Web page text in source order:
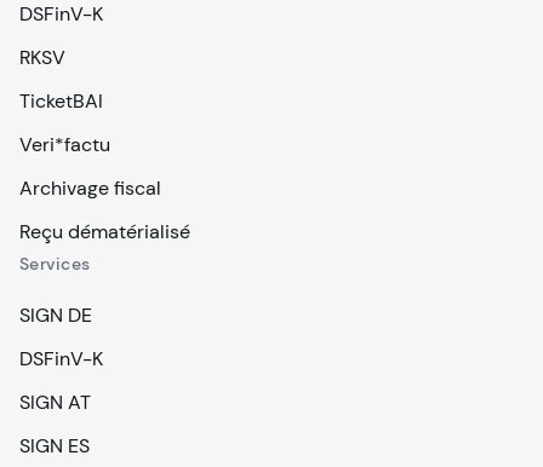
DSFinV-K
RKSV
TicketBAI
Veri*factu
Archivage fiscal
Reçu dématérialisé
Services
SIGN DE
DSFinV-K
SIGN AT
SIGN ES